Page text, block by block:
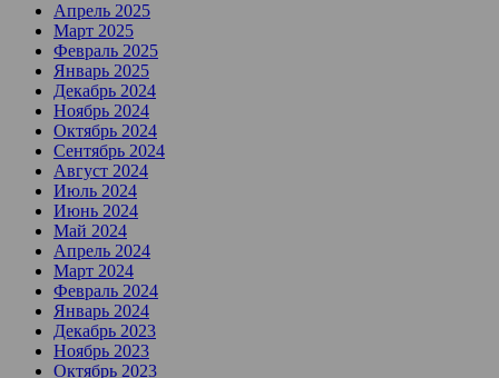
Апрель 2025
Март 2025
Февраль 2025
Январь 2025
Декабрь 2024
Ноябрь 2024
Октябрь 2024
Сентябрь 2024
Август 2024
Июль 2024
Июнь 2024
Май 2024
Апрель 2024
Март 2024
Февраль 2024
Январь 2024
Декабрь 2023
Ноябрь 2023
Октябрь 2023